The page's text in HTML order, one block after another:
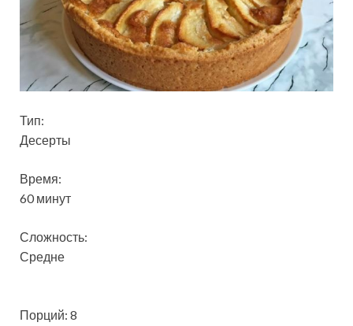
Тип:
Десерты
Время:
60 минут
Сложность:
Средне
Порций: 8